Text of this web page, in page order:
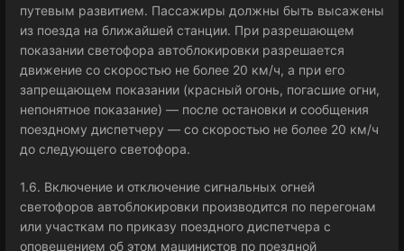
путевым развитием. Пассажиры должны быть высажены
из поезда на ближайшей станции. При разрешающем
показании светофора автоблокировки разрешается
движение со скоростью не более 20 км/ч, а при его
запрещающем показании (красный огонь, погасшие огни,
непонятное показание) — после остановки и сообщения
поездному диспетчеру — со скоростью не более 20 км/ч
до следующего светофора.
1.6. Включение и отключение сигнальных огней
светофоров автоблокировки производится по перегонам
или участкам по приказу поездного диспетчера с
оповещением об этом машинистов по поездной